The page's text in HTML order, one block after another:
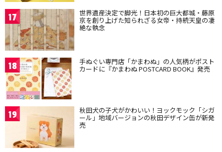
17 世界遺産決定で脚光！日本初の巨大都城・藤原
京を創り上げた知られざる女帝・持統天皇の凄
絶な執念
18 手ぬぐい専門店「かまわぬ」の人気柄がポスト
カードに『かまわぬ POSTCARD BOOK』発売
19 秋田犬の子犬がかわいい！ヨックモック「シガ
ール」地域バージョンの秋田デザイン缶が新発
売